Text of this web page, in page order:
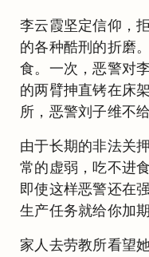
李云霞坚定信仰，
的各种酷刑的折磨
食。一次，恶警对
的两臂抻直铐在床
所，恶警刘子维不
由于长期的非法关
常的虚弱，吃不进
即使这样恶警还在
生产任务就给你加
家人去劳教所看望